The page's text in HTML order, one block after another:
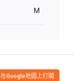
M
在Google地圖上打開